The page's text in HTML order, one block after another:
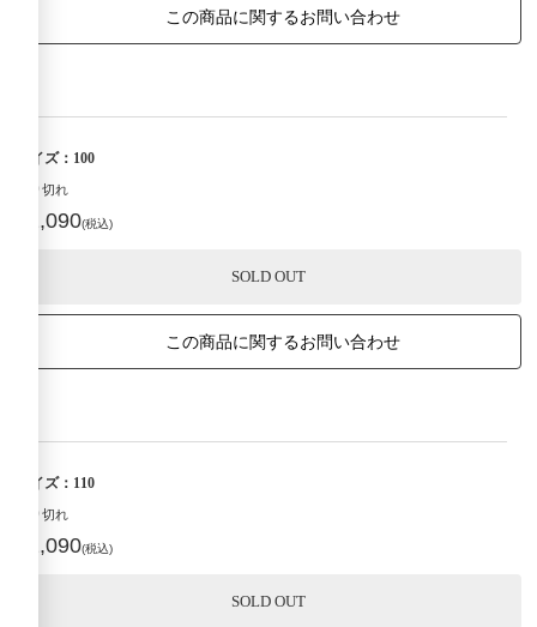
この商品に関するお問い合わせ
サイズ：100
売り切れ
¥2,090(税込)
SOLD OUT
この商品に関するお問い合わせ
サイズ：110
売り切れ
¥2,090(税込)
SOLD OUT